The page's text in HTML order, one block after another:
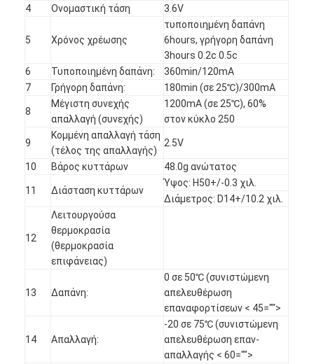
Σπίτι
Γύρος εργοστασίων
4
Ονομαστική τάση 3.6V
5 Χρόνος χρέωσης
τυποποιημένη δαπάνη
6hours, γρήγορη δαπάνη
3hours 0.2c 0.5c
6
Τυποποιημένη δαπάνη:
360min/120mA
7
Γρήγορη δαπάνη: 180min (σε 25℃)/300mA
8
Μέγιστη συνεχής
απαλλαγή (συνεχής)
1200mA (σε 25℃), 60%
στον κύκλο 250
9
Κομμένη απαλλαγή τάση
(τέλος της απαλλαγής)
2.5V
10 Βάρος κυττάρων 48.0g ανώτατος
11 Διάσταση κυττάρων
Ύψος: H50+/-0.3 χιλ.
Διάμετρος: D14+/10.2 χιλ.
12
Λειτουργούσα
θερμοκρασία
(θερμοκρασία
επιφάνειας)
13 Δαπάνη:
0 σε 50℃ (συνιστώμενη
απελευθέρωση
επαναφορτίσεων < 45="">
14 Απαλλαγή:
-20 σε 75℃ (συνιστώμενη
απελευθέρωση επαν-
απαλλαγής < 60="">